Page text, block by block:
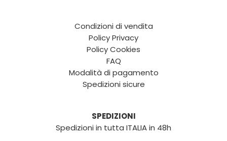
Condizioni di vendita
Policy Privacy
Policy Cookies
FAQ
Modalità di pagamento
Spedizioni sicure
SPEDIZIONI
Spedizioni in tutta ITALIA in 48h